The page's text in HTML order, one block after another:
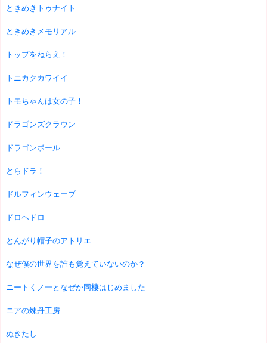
ときめきトゥナイト
ときめきメモリアル
トップをねらえ！
トニカクカワイイ
トモちゃんは女の子！
ドラゴンズクラウン
ドラゴンボール
とらドラ！
ドルフィンウェーブ
ドロヘドロ
とんがり帽子のアトリエ
なぜ僕の世界を誰も覚えていないのか？
ニートくノ一となぜか同棲はじめました
ニアの煉丹工房
ぬきたし